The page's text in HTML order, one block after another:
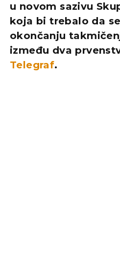
u novom sazivu
koja bi trebalo da
okončanju
između dva
Telegraf.